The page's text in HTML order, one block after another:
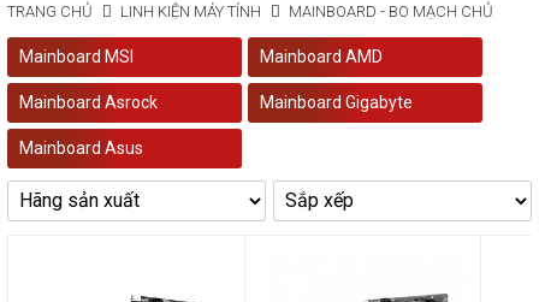
TRANG CHỦ LINH KIỆN MÁY TÍNH MAINBOARD - BO MẠCH CHỦ
Mainboard MSI Mainboard AMD
Mainboard Asrock Mainboard Gigabyte
Mainboard Asus